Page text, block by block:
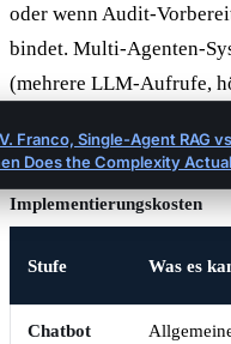
oder wenn Audit-
bindet. Multi-Agenten-
(mehrere LLM-Aufrufe,
komplexen Aufgaben
Franco, Single-Agent RAG
Does the Complexity
Vier Stufen von RAG-
Implementierungskosten
Stufe Was es
Chatbot